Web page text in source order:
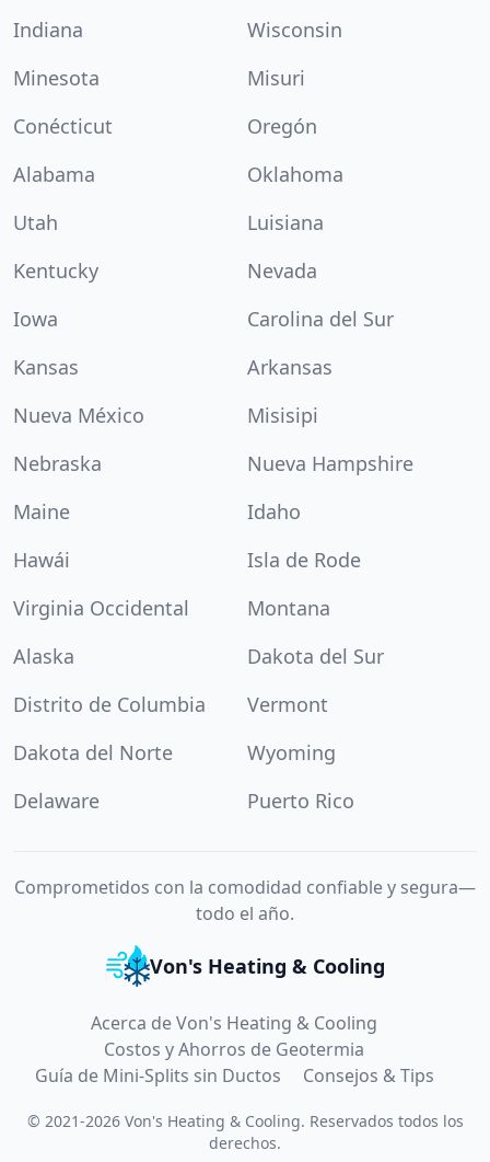
Indiana
Wisconsin
Minesota
Misuri
Conécticut
Oregón
Alabama
Oklahoma
Utah
Luisiana
Kentucky
Nevada
Iowa
Carolina del Sur
Kansas
Arkansas
Nueva México
Misisipi
Nebraska
Nueva Hampshire
Maine
Idaho
Hawái
Isla de Rode
Virginia Occidental
Montana
Alaska
Dakota del Sur
Distrito de Columbia
Vermont
Dakota del Norte
Wyoming
Delaware
Puerto Rico
Comprometidos con la comodidad confiable y segura—
todo el año.
Von's Heating & Cooling
Acerca de Von's Heating & Cooling
Costos y Ahorros de Geotermia
Guía de Mini-Splits sin Ductos
Consejos & Tips
© 2021-2026 Von's Heating & Cooling. Reservados todos los
derechos.